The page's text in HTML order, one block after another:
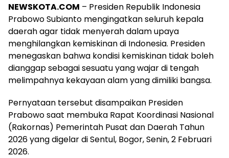
NEWSKOTA.COM – Presiden Republik Indonesia
Prabowo Subianto mengingatkan seluruh kepala
daerah agar tidak menyerah dalam upaya
menghilangkan kemiskinan di Indonesia. Presiden
menegaskan bahwa kondisi kemiskinan tidak boleh
dianggap sebagai sesuatu yang wajar di tengah
melimpahnya kekayaan alam yang dimiliki bangsa.
Pernyataan tersebut disampaikan Presiden
Prabowo saat membuka Rapat Koordinasi Nasional
(Rakornas) Pemerintah Pusat dan Daerah Tahun
2026 yang digelar di Sentul, Bogor, Senin, 2 Februari
2026.